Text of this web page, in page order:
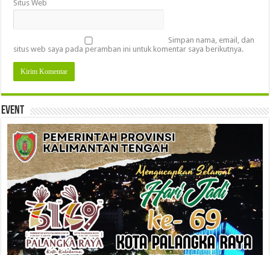
Situs Web
Simpan nama, email, dan
situs web saya pada peramban ini untuk komentar saya berikutnya.
Event